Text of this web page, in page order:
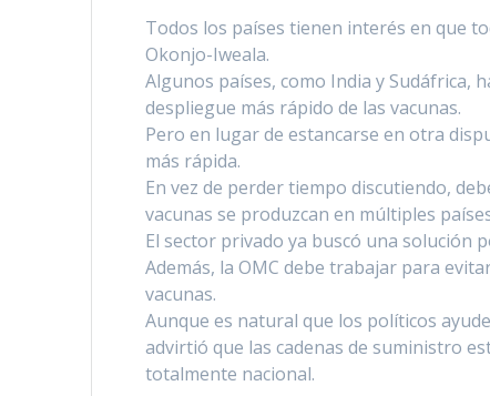
Todos los paí­ses tienen interés en que
Okonjo-Iweala.
Algunos paí­ses, como India y Sudáfrica,
despliegue más rápido de las vacunas.
Pero en lugar de estancarse en otra
más rápida.
En vez de perder tiempo discutiendo,
vacunas se produzcan en múltiples
El sector privado ya buscó una solución
Además, la OMC debe trabajar para
vacunas.
Aunque es natural que los polí­ticos
advirtió que las cadenas de suministro
totalmente nacional.